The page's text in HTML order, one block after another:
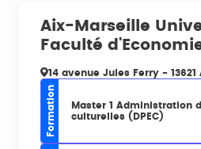
Aix-Marseille
Faculté
14 avenue Jules Ferry -
Formation
Master 1 Administration
culturelles (DPEC)